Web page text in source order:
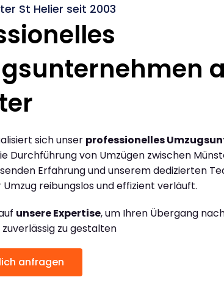
St Helier seit 2003
sich unser professionelles
Durchführung von Umzügen zwischen
Erfahrung und unserem dedizierten
Umzug reibungslos und effizient verläuft.
unsere Expertise, um Ihren Übergang
zu gestalten
anfragen